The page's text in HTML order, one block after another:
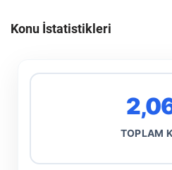
Konu İstatistikleri
TOPLAM